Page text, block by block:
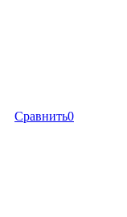
Сравнить0